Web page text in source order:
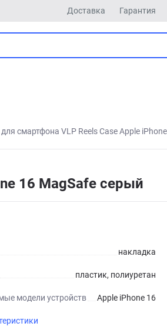
Доставка Гарантия
смартфона VLP Reels Case Apple
16 MagSafe серый
накладка
пластик, полиуретан
модели устройств Apple iPhone 16